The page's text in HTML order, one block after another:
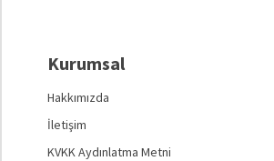
Kurumsal
Hakkımızda
İletişim
KVKK Aydınlatma Metni